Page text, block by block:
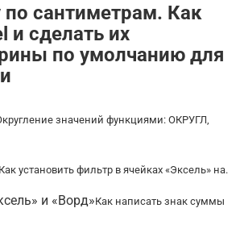
по сантиметрам. Как
и сделать их
по умолчанию для
значений функциями: ОКРУГЛ,
Как установить фильтр в ячейках «Эксель» на.
и «Ворд»Как написать знак суммы